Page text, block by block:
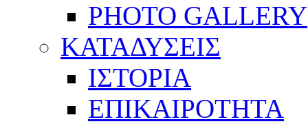
PHOTO GALLERY
ΚΑΤΑΔΥΣΕΙΣ
ΙΣΤΟΡΙΑ
ΕΠΙΚΑΙΡΟΤΗΤΑ